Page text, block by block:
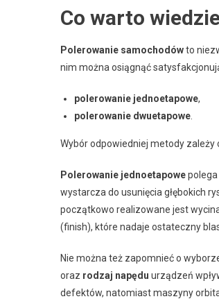
Co warto
Polerowanie samochodówto
nim można osiągnąć
polerowanie jednoetapowe,
polerowanie dwuetapowe
Wybór odpowiedniej metody
Polerowanie jednoetapowe
wystarcza do usunięcia głębokich
początkowo realizowane jest
(finish), które nadaje ostateczny
Nie można też zapomnieć o
oraz rodzaj napędu urządzeń
defektów, natomiast maszyny